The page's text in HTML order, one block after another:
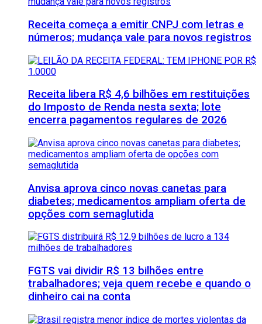
Receita começa a emitir CNPJ com letras e
números; mudança vale para novos registros
Receita libera R$ 4,6 bilhões em restituições
do Imposto de Renda nesta sexta; lote
encerra pagamentos regulares de 2026
Anvisa aprova cinco novas canetas para
diabetes; medicamentos ampliam oferta de
opções com semaglutida
FGTS vai dividir R$ 13 bilhões entre
trabalhadores; veja quem recebe e quando o
dinheiro cai na conta